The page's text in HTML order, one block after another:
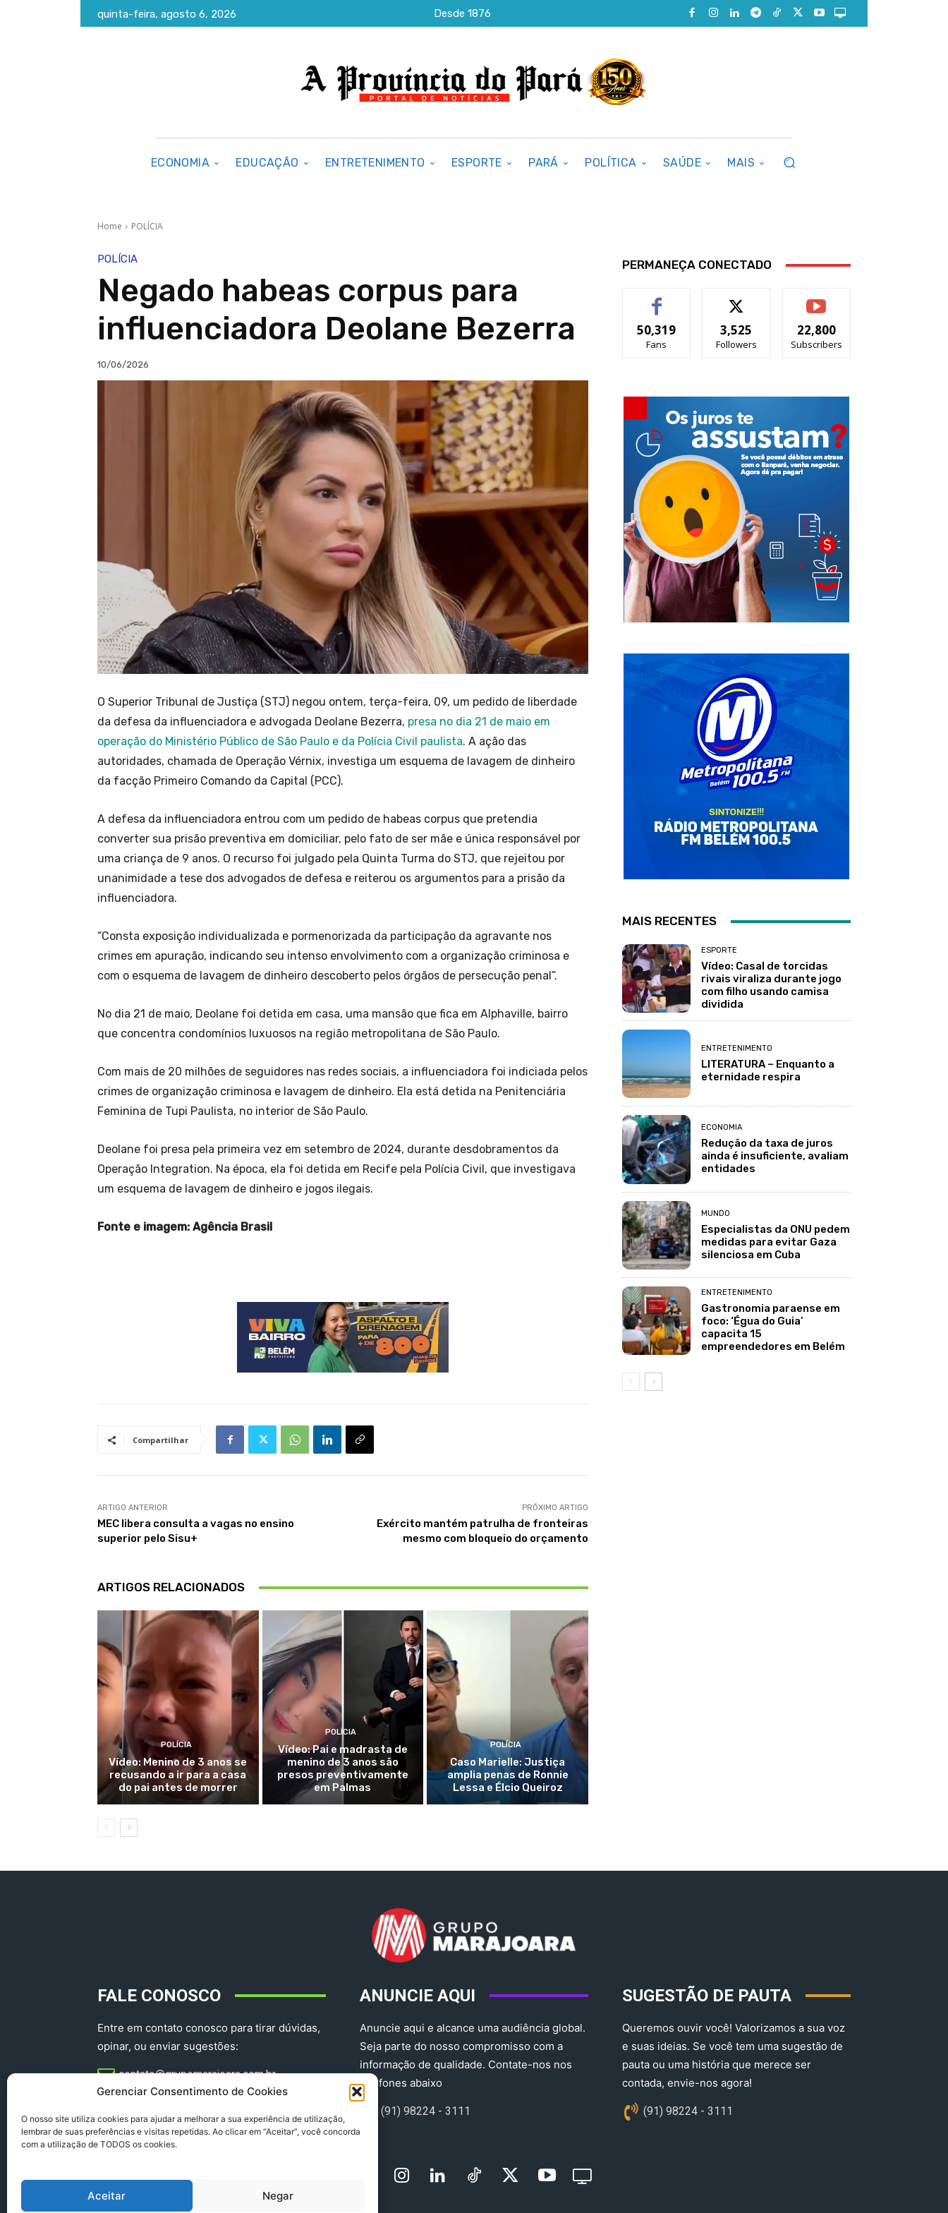
Gerenciar Consentimento de Cookies
O nosso site utiliza cookies para ajudar a melhorar a sua experiência de utilização,
lembrar de suas preferências e visitas repetidas. Ao clicar em “Aceitar”, você concorda
com a utilização de TODOS os cookies.
Aceitar Negar
quinta-feira, agosto 6, 2026 Desde 1876
ECONOMIA EDUCAÇÃO ENTRETENIMENTO ESPORTE PARÁ POLÍTICA SAÚDE MAIS
Home POLÍCIA
POLÍCIA
Negado habeas corpus para
influenciadora Deolane Bezerra
10/06/2026
O Superior Tribunal de Justiça (STJ) negou ontem, terça-feira, 09, um pedido de liberdade
da defesa da influenciadora e advogada Deolane Bezerra, presa no dia 21 de maio em
operação do Ministério Público de São Paulo e da Polícia Civil paulista. A ação das
autoridades, chamada de Operação Vérnix, investiga um esquema de lavagem de dinheiro
da facção Primeiro Comando da Capital (PCC).
A defesa da influenciadora entrou com um pedido de habeas corpus que pretendia
converter sua prisão preventiva em domiciliar, pelo fato de ser mãe e única responsável por
uma criança de 9 anos. O recurso foi julgado pela Quinta Turma do STJ, que rejeitou por
unanimidade a tese dos advogados de defesa e reiterou os argumentos para a prisão da
influenciadora.
“Consta exposição individualizada e pormenorizada da participação da agravante nos
crimes em apuração, indicando seu intenso envolvimento com a organização criminosa e
com o esquema de lavagem de dinheiro descoberto pelos órgãos de persecução penal”.
No dia 21 de maio, Deolane foi detida em casa, uma mansão que fica em Alphaville, bairro
que concentra condomínios luxuosos na região metropolitana de São Paulo.
Com mais de 20 milhões de seguidores nas redes sociais, a influenciadora foi indiciada pelos
crimes de organização criminosa e lavagem de dinheiro. Ela está detida na Penitenciária
Feminina de Tupi Paulista, no interior de São Paulo.
Deolane foi presa pela primeira vez em setembro de 2024, durante desdobramentos da
Operação Integration. Na época, ela foi detida em Recife pela Polícia Civil, que investigava
um esquema de lavagem de dinheiro e jogos ilegais.
Fonte e imagem: Agência Brasil
Compartilhar
ARTIGO ANTERIOR
MEC libera consulta a vagas no ensino
superior pelo Sisu+
PRÓXIMO ARTIGO
Exército mantém patrulha de fronteiras
mesmo com bloqueio do orçamento
ARTIGOS RELACIONADOS
POLÍCIA
Vídeo: Menino de 3 anos se
recusando a ir para a casa
do pai antes de morrer
POLÍCIA
Vídeo: Pai e madrasta de
menino de 3 anos são
presos preventivamente
em Palmas
POLÍCIA
Caso Marielle: Justiça
amplia penas de Ronnie
Lessa e Élcio Queiroz
PERMANEÇA CONECTADO
50,319
Fans
3,525
Followers
22,800
Subscribers
MAIS RECENTES
ESPORTE
Vídeo: Casal de torcidas
rivais viraliza durante jogo
com filho usando camisa
dividida
ENTRETENIMENTO
LITERATURA – Enquanto a
eternidade respira
ECONOMIA
Redução da taxa de juros
ainda é insuficiente, avaliam
entidades
MUNDO
Especialistas da ONU pedem
medidas para evitar Gaza
silenciosa em Cuba
ENTRETENIMENTO
Gastronomia paraense em
foco: ‘Égua do Guia’
capacita 15
empreendedores em Belém
FALE CONOSCO
Entre em contato conosco para tirar dúvidas,
opinar, ou enviar sugestões:
contato@grupomarajoara.com.br
ANUNCIE AQUI
Anuncie aqui e alcance uma audiência global.
Seja parte do nosso compromisso com a
informação de qualidade. Contate-nos nos
telefones abaixo
(91) 98224 - 3111
SUGESTÃO DE PAUTA
Queremos ouvir você! Valorizamos a sua voz
e suas ideias. Se você tem uma sugestão de
pauta ou uma história que merece ser
contada, envie-nos agora!
(91) 98224 - 3111